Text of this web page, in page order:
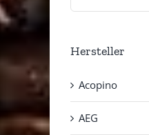
Hersteller
Acopino
AEG